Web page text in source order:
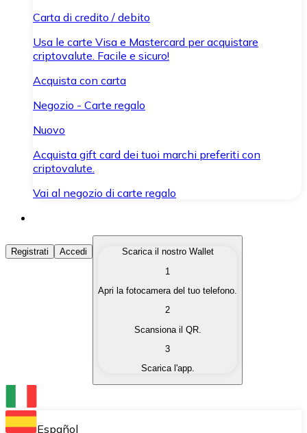
Carta di credito / debito
Usa le carte Visa e Mastercard per acquistare
criptovalute. Facile e sicuro!
Acquista con carta
Negozio - Carte regalo
Nuovo
Acquista gift card dei tuoi marchi preferiti con
criptovalute.
Vai al negozio di carte regalo
Acquista Criptovalute
Acquista le criptovalute che ti interessano in modo
Converti le tue criptovalute in valuta fiat quando ne
Scambia una criptovaluta con un'altra
Conserva le tue cripto in un Wallet self-custodial.
Registrati Accedi
Scarica il nostro Wallet
1
Apri la fotocamera del tuo telefono.
2
Scansiona il QR.
3
Scarica l'app.
Español